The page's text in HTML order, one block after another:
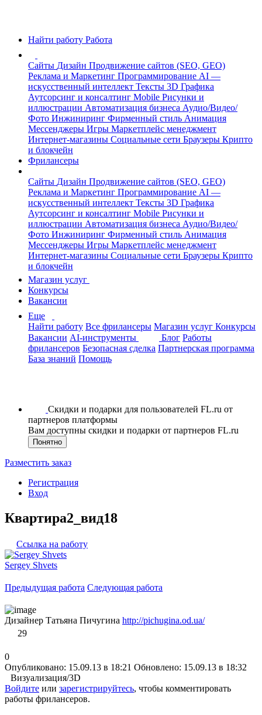
Найти работу Работа
Сайты Дизайн Продвижение сайтов (SEO, GEO)
Реклама и Маркетинг Программирование AI —
искусственный интеллект Тексты 3D Графика
Аутсорсинг и консалтинг Mobile Рисунки и
иллюстрации Автоматизация бизнеса Аудио/Видео/
Фото Инжиниринг Фирменный стиль Анимация
Мессенджеры Игры Маркетплейс менеджмент
Интернет-магазины Социальные сети Браузеры Крипто
и блокчейн
Фрилансеры
Сайты Дизайн Продвижение сайтов (SEO, GEO)
Реклама и Маркетинг Программирование AI —
искусственный интеллект Тексты 3D Графика
Аутсорсинг и консалтинг Mobile Рисунки и
иллюстрации Автоматизация бизнеса Аудио/Видео/
Фото Инжиниринг Фирменный стиль Анимация
Мессенджеры Игры Маркетплейс менеджмент
Интернет-магазины Социальные сети Браузеры Крипто
и блокчейн
Магазин услуг
Конкурсы
Вакансии
Еще
Найти работу Все фрилансеры Магазин услуг Конкурсы
Вакансии AI-инструменты Блог Работы
фрилансеров Безопасная сделка Партнерская программа
База знаний Помощь
Скидки и подарки для пользователей FL.ru от
партнеров платформы
Вам доступны скидки и подарки от партнеров FL.ru
Понятно
Разместить заказ
Регистрация
Вход
Квартира2_вид18
Ссылка на работу
Sergey Shvets
Предыдущая работа Следующая работа
Дизайнер Татьяна Пичугина http://pichugina.od.ua/
29
0
Опубликовано: 15.09.13 в 18:21 Обновлено: 15.09.13 в 18:32
Визуализация/3D
Войдите или зарегистрируйтесь, чтобы комментировать
работы фрилансеров.